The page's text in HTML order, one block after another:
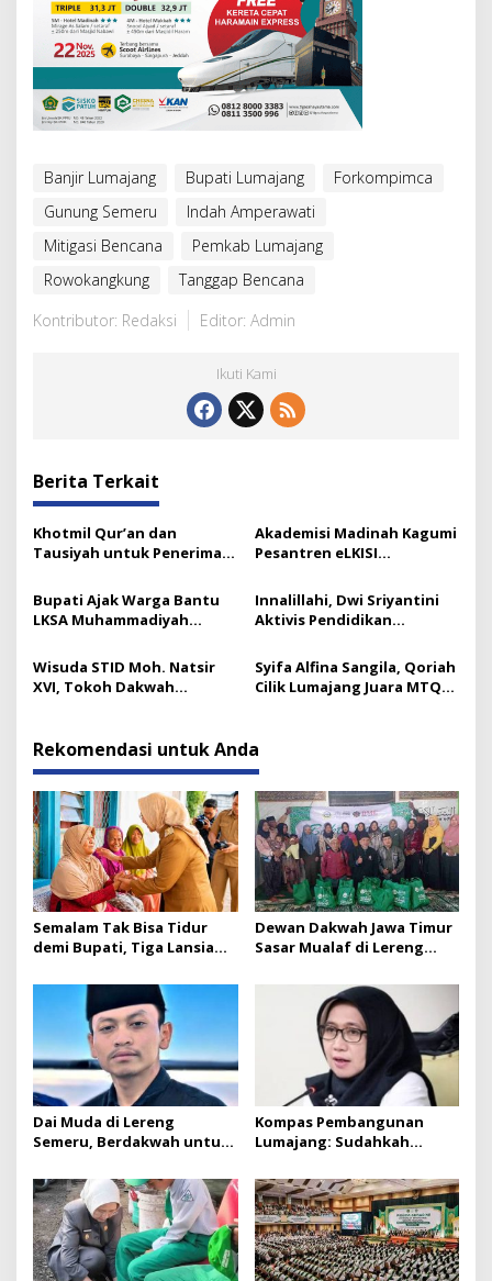
Banjir Lumajang Bupati Lumajang
Forkompimca
Gunung Semeru
Indah Amperawati
Mitigasi Bencana
Pemkab Lumajang
Rowokangkung
Tanggap Bencana
Kontributor: Redaksi
Editor: Admin
Ikuti Kami
Berita Terkait
Khotmil Qur’an dan
Tausiyah untuk Penerima
Akademisi Madinah Kagumi
Pesantren eLKISI
Bupati Ajak Warga Bantu
LKSA Muhammadiyah
Innalillahi, Dwi Sriyantini
Aktivis Pendidikan
Wisuda STID Moh. Natsir
XVI, Tokoh Dakwah
Syifa Alfina Sangila, Qoriah
Cilik Lumajang Juara MTQ
Rekomendasi untuk Anda
Semalam Tak Bisa Tidur
demi Bupati, Tiga Lansia
Tompokersan Akhirnya
Disapa Bunda Indah
Dewan Dakwah Jawa Timur
Sasar Mualaf di Lereng
Baksos Muharram
Dai Muda di Lereng
Semeru, Berdakwah untuk
Kompas Pembangunan
Lumajang: Sudahkah